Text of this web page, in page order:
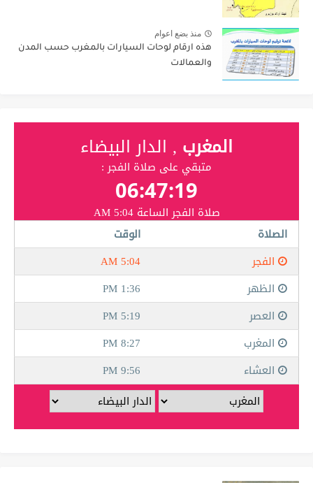
منذ بضع اعوام
هذه ارقام لوحات السيارات بالمغرب حسب المدن
والعمالات